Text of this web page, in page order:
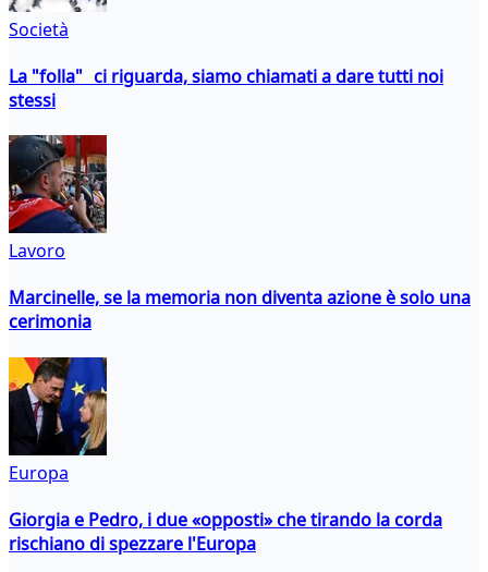
Società
La "folla" ci riguarda, siamo chiamati a dare tutti noi
stessi
Lavoro
Marcinelle, se la memoria non diventa azione è solo una
cerimonia
Europa
Giorgia e Pedro, i due «opposti» che tirando la corda
rischiano di spezzare l'Europa